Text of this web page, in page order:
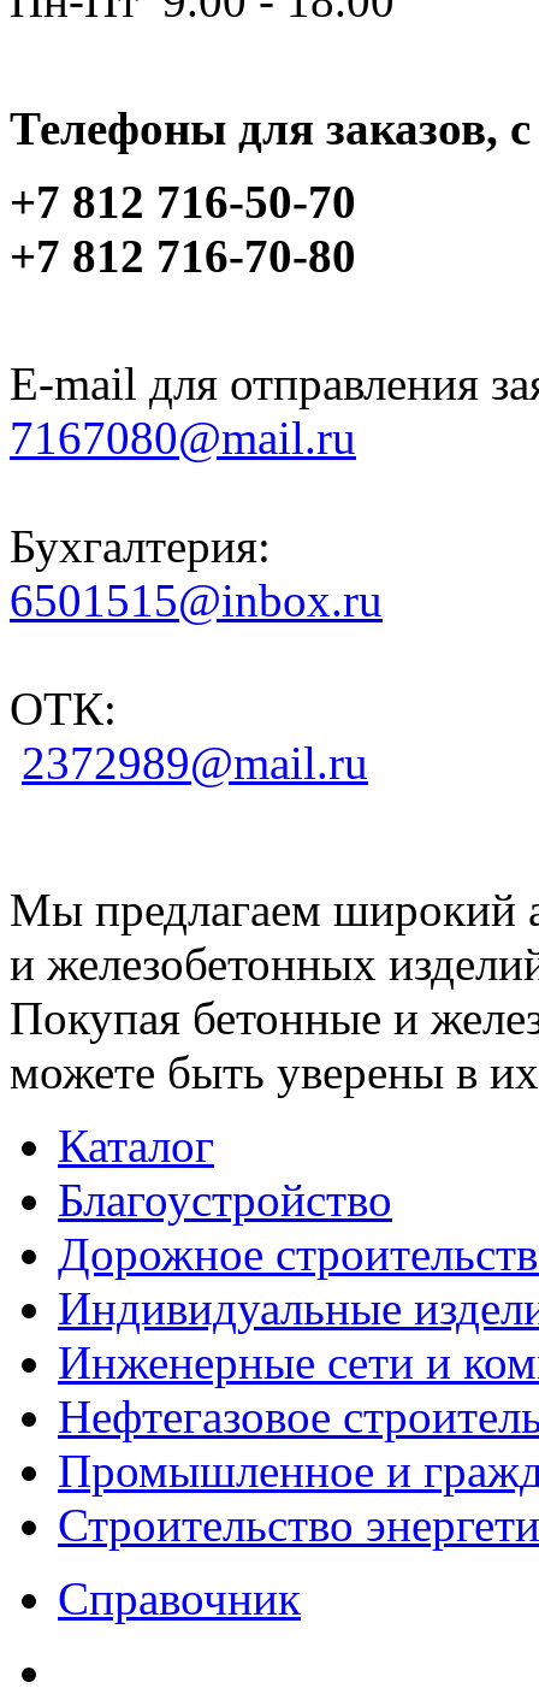
Телефоны для заказов,
+7 812 716-50-70
+7 812 716-70-80
E-mail для отправления
7167080@mail.ru
Бухгалтерия:
6501515@inbox.ru
ОТК:
2372989@mail.ru
Мы предлагаем широкий
и железобетонных
Покупая бетонные и
можете быть уверены в их
Каталог
Благоустройство
Дорожное
Индивидуальные
Инженерные сети и
Нефтегазовое
Промышленное и
Строительство
Справочник